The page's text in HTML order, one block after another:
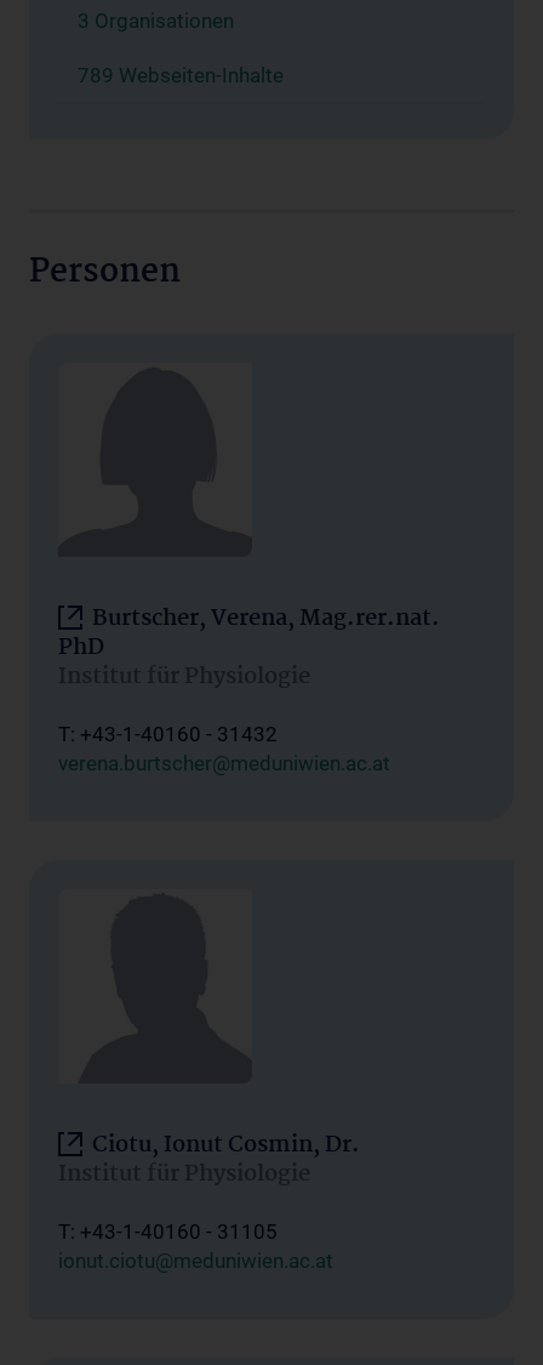
3 Organisationen
789 Webseiten-Inhalte
Personen
Burtscher, Verena, Mag.rer.nat.
PhD
Institut für Physiologie
T: +43-1-40160 - 31432
verena.burtscher@meduniwien.ac.at
Ciotu, Ionut Cosmin, Dr.
Institut für Physiologie
T: +43-1-40160 - 31105
ionut.ciotu@meduniwien.ac.at